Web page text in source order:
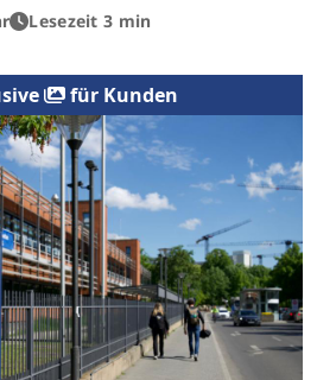
Lesezeit 3 min
für Kunden